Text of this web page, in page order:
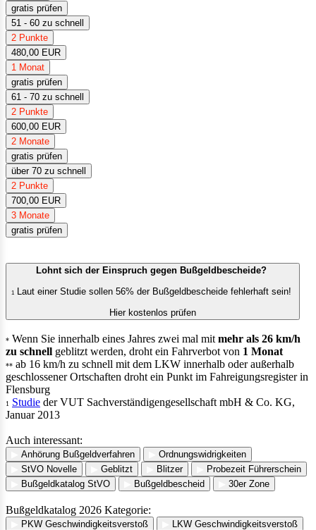
gratis prüfen
51 - 60 zu schnell
2 Punkte
480,00 EUR
1 Monat
gratis prüfen
61 - 70 zu schnell
2 Punkte
600,00 EUR
2 Monate
gratis prüfen
über 70 zu schnell
2 Punkte
700,00 EUR
3 Monate
gratis prüfen
Lohnt sich der Einspruch gegen Bußgeldbescheide?
1
Laut einer Studie sollen 56% der Bußgeldbescheide fehlerhaft sein!
Hier kostenlos prüfen
* Wenn Sie innerhalb eines Jahres zwei mal mit mehr als 26 km/h
zu schnell geblitzt werden, droht ein Fahrverbot von 1 Monat
** ab 16 km/h zu schnell mit dem LKW innerhalb oder außerhalb
geschlossener Ortschaften droht ein Punkt im Fahreigungsregister in
Flensburg
1 Studie der VUT Sachverständigengesellschaft mbH & Co. KG,
Januar 2013
Auch interessant:
Anhörung Bußgeldverfahren
Ordnungswidrigkeiten
StVO Novelle Geblitzt Blitzer
Probezeit Führerschein
Bußgeldkatalog StVO Bußgeldbescheid 30er Zone
Bußgeldkatalog 2026 Kategorie:
PKW Geschwindigkeitsverstoß
LKW Geschwindigkeitsverstoß